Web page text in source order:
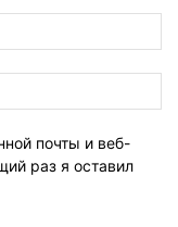
почты и веб-
раз я оставил